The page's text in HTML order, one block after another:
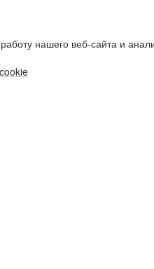
нашего веб-сайта и